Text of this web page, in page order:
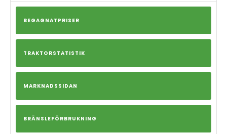
BEGAGNATPRISER
TRAKTORSTATISTIK
MARKNADSSIDAN
BRÄNSLEFÖRBRUKNING